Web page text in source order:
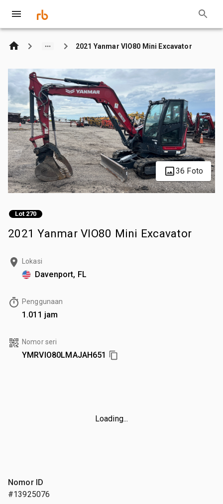
2021 Yanmar VIO80 Mini Excavator
36 Foto
Lot 270
2021 Yanmar VIO80 Mini Excavator
Lokasi
Davenport, FL
Penggunaan
1.011 jam
Nomor seri
YMRVIO80LMAJAH651
Loading...
Nomor ID
#13925076